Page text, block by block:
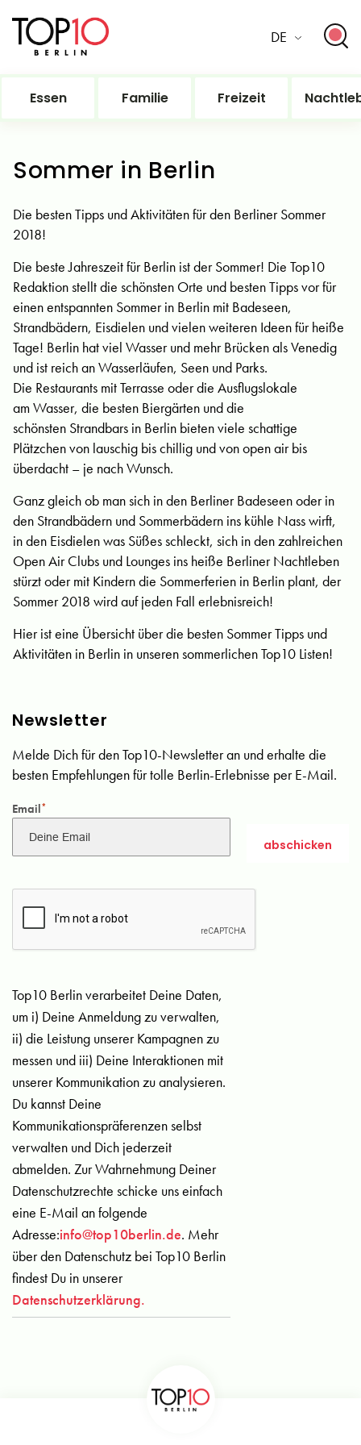
DE
Essen Familie Freizeit
Sommer in Berlin
Die besten Tipps und Aktivitäten für den Berliner Sommer
2018!
Die beste Jahreszeit für Berlin ist der Sommer! Die Top10
Redaktion stellt die schönsten Orte und besten Tipps vor für
einen entspannten Sommer in Berlin mit Badeseen,
Strandbädern, Eisdielen und vielen weiteren Ideen für heiße
Tage! Berlin hat viel Wasser und mehr Brücken als Venedig
und ist reich an Wasserläufen, Seen und Parks.
Die Restaurants mit Terrasse oder die Ausflugslokale
am Wasser, die besten Biergärten und die
schönsten Strandbars in Berlin bieten viele schattige
Plätzchen von lauschig bis chillig und von open air bis
überdacht – je nach Wunsch.
Ganz gleich ob man sich in den Berliner Badeseen oder in
den Strandbädern und Sommerbädern ins kühle Nass wirft,
in den Eisdielen was Süßes schleckt, sich in den zahlreichen
Open Air Clubs und Lounges ins heiße Berliner Nachtleben
stürzt oder mit Kindern die Sommerferien in Berlin plant, der
Sommer 2018 wird auf jeden Fall erlebnisreich!
Hier ist eine Übersicht über die besten Sommer Tipps und
Aktivitäten in Berlin in unseren sommerlichen Top10 Listen!
Newsletter
Melde Dich für den Top10-Newsletter an und erhalte die
besten Empfehlungen für tolle Berlin-Erlebnisse per E-Mail.
Email*
Top10 Berlin verarbeitet Deine Daten,
um i) Deine Anmeldung zu verwalten,
ii) die Leistung unserer Kampagnen zu
messen und iii) Deine Interaktionen mit
unserer Kommunikation zu analysieren.
Du kannst Deine
Kommunikationspräferenzen selbst
verwalten und Dich jederzeit
abmelden. Zur Wahrnehmung Deiner
Datenschutzrechte schicke uns einfach
eine E-Mail an folgende
Adresse:info@top10berlin.de. Mehr
über den Datenschutz bei Top10 Berlin
findest Du in unserer
Datenschutzerklärung.